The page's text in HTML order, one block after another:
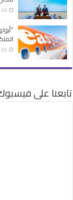
7:45 م | 7
6:55 م | 7
تابعنا على